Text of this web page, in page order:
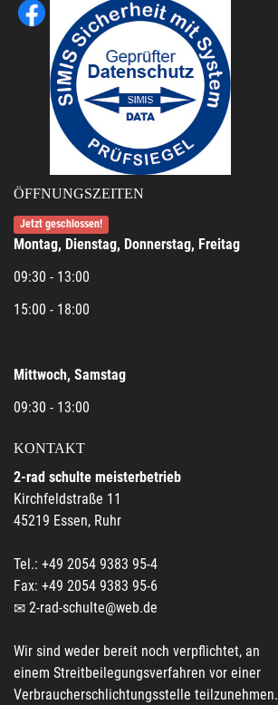
ÖFFNUNGSZEITEN
Jetzt geschlossen!
Montag, Dienstag, Donnerstag, Freitag
09:30 - 13:00
15:00 - 18:00
Mittwoch, Samstag
09:30 - 13:00
KONTAKT
2-rad schulte meisterbetrieb
Kirchfeldstraße 11
45219 Essen, Ruhr
Tel.: +49 2054 9383 95-4
Fax: +49 2054 9383 95-6
2-rad-schulte@web.de
Wir sind weder bereit noch verpflichtet, an
einem Streitbeilegungsverfahren vor einer
Verbraucherschlichtungsstelle teilzunehmen.